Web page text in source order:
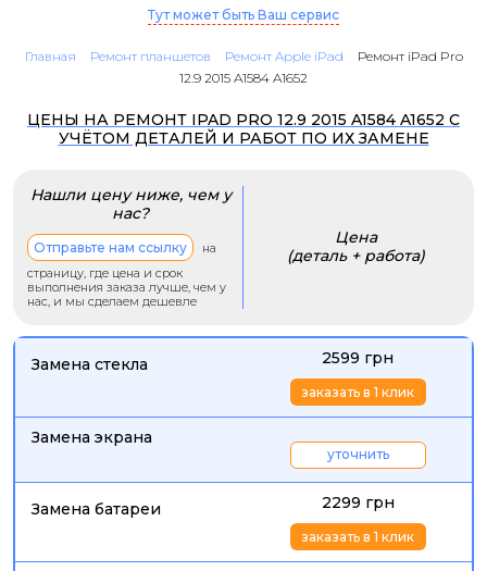
Тут может быть Ваш сервис
Главная Ремонт планшетов Ремонт Apple iPad
Ремонт iPad Pro
12.9 2015 A1584 A1652
ЦЕНЫ НА РЕМОНТ IPAD PRO 12.9 2015 A1584 A1652 С
УЧЁТОМ ДЕТАЛЕЙ И РАБОТ ПО ИХ ЗАМЕНЕ
Нашли цену ниже, чем у
нас?
Отправьте нам ссылку
на
страницу, где цена и срок
выполнения заказа лучше, чем у
нас, и мы сделаем дешевле
Цена
(деталь + работа)
Замена стекла 2599 грн
заказать в 1 клик
Замена экрана
уточнить
Замена батареи 2299 грн
заказать в 1 клик